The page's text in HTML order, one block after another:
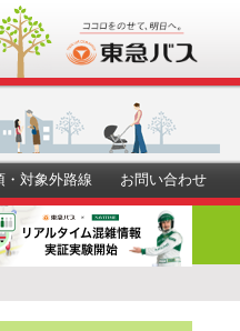
お問い合わせ
・対象外路線